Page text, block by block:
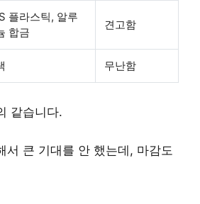
플라스틱, 알루
합금
견고함
무난함
같습니다.
서 큰 기대를 안 했는데, 마감도